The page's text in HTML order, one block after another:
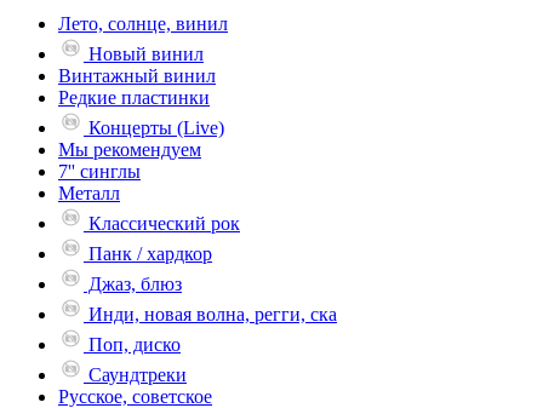
Лето, солнце, винил
Новый винил
Винтажный винил
Редкие пластинки
Концерты (Live)
Мы рекомендуем
7'' синглы
Металл
Классический рок
Панк / хардкор
Джаз, блюз
Инди, новая волна, регги, ска
Поп, диско
Саундтреки
Русское, советское